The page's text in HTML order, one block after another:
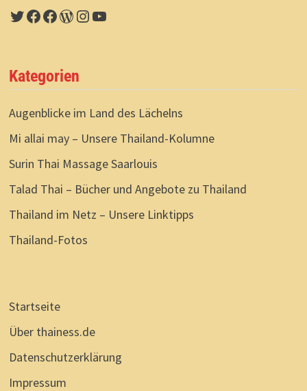
Twitter
Facebook
Facebook
WordPress
Instagram
YouTube
Kategorien
Augenblicke im Land des Lächelns
Mi allai may – Unsere Thailand-Kolumne
Surin Thai Massage Saarlouis
Talad Thai – Bücher und Angebote zu Thailand
Thailand im Netz – Unsere Linktipps
Thailand-Fotos
Startseite
Über thainess.de
Datenschutzerklärung
Impressum